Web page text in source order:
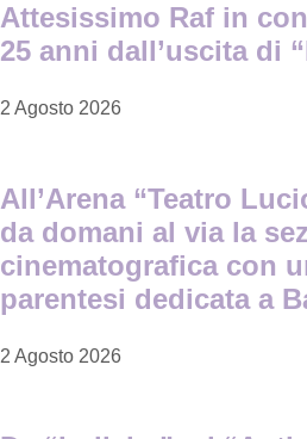
Attesissimo Raf in
25 anni dall’uscita di
2 Agosto 2026
All’Arena “Teatro
da domani al via la
cinematografica con
parentesi dedicata a
2 Agosto 2026